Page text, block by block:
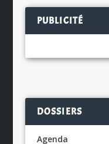
PUBLICITÉ
DOSSIERS
Agenda